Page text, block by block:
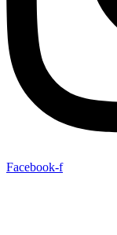
Facebook-f